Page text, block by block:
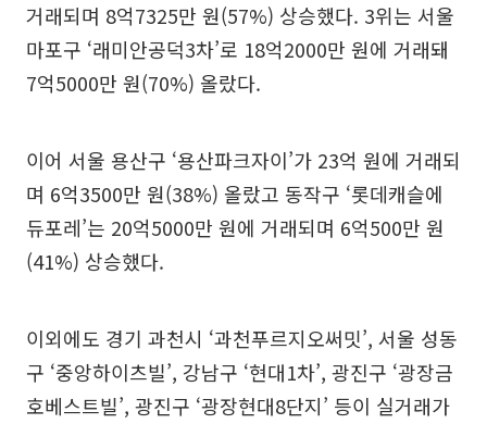
거래되며 8억7325만 원(57%) 상승했다. 3위는 서울
마포구 ‘래미안공덕3차’로 18억2000만 원에 거래돼
7억5000만 원(70%) 올랐다.
이어 서울 용산구 ‘용산파크자이’가 23억 원에 거래되
며 6억3500만 원(38%) 올랐고 동작구 ‘롯데캐슬에
듀포레’는 20억5000만 원에 거래되며 6억500만 원
(41%) 상승했다.
이외에도 경기 과천시 ‘과천푸르지오써밋’, 서울 성동
구 ‘중앙하이츠빌’, 강남구 ‘현대1차’, 광진구 ‘광장금
호베스트빌’, 광진구 ‘광장현대8단지’ 등이 실거래가